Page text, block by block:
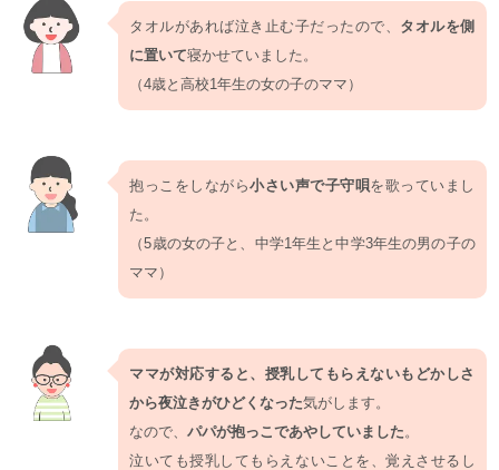
タオルがあれば泣き止む子だったので、 タオルを側
に置いて寝かせていました。
（4歳と高校1年生の女の子のママ）
抱っこをしながら小さい声で子守唄 を歌っていまし
た。
（5歳の女の子と、中学1年生と中学3年生の男の子の
ママ）
ママが対応すると、授乳してもらえないもどかしさ
から夜泣きがひどくなった気がします。
なので、パパが抱っこであやしていました 。
泣いても授乳してもらえないことを、覚えさせるし